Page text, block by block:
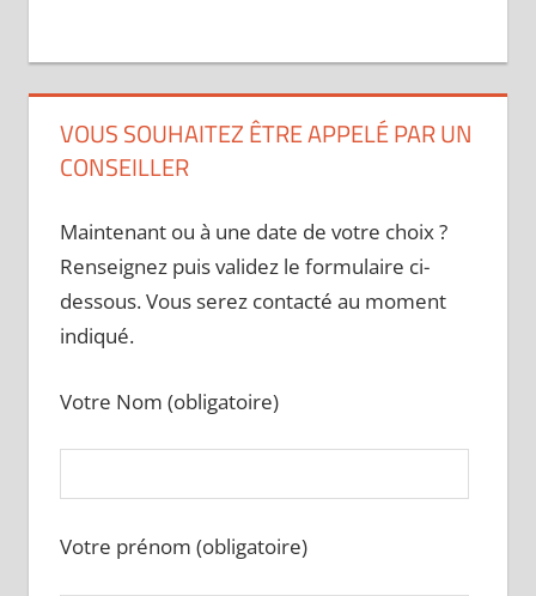
VOUS SOUHAITEZ ÊTRE APPELÉ PAR UN
CONSEILLER
Maintenant ou à une date de votre choix ?
Renseignez puis validez le formulaire ci-
dessous. Vous serez contacté au moment
indiqué.
Votre Nom (obligatoire)
Votre prénom (obligatoire)